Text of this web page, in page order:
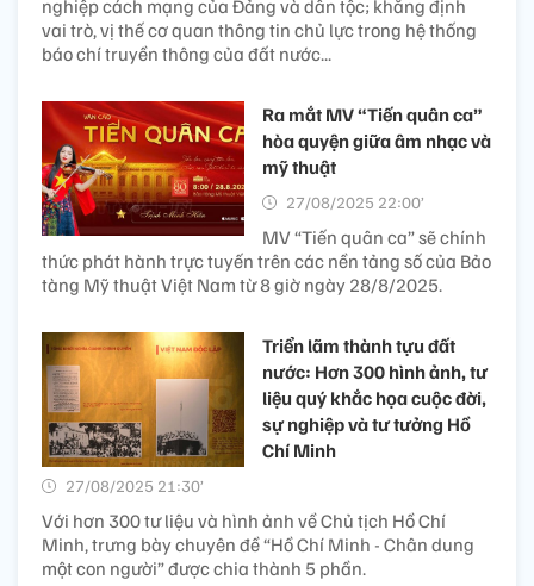
nghiệp cách mạng của Đảng và dân tộc; khẳng định
vai trò, vị thế cơ quan thông tin chủ lực trong hệ thống
báo chí truyền thông của đất nước...
Ra mắt MV “Tiến quân ca”
hòa quyện giữa âm nhạc và
mỹ thuật
27/08/2025 22:00’
MV “Tiến quân ca” sẽ chính
thức phát hành trực tuyến trên các nền tảng số của Bảo
tàng Mỹ thuật Việt Nam từ 8 giờ ngày 28/8/2025.
Triển lãm thành tựu đất
nước: Hơn 300 hình ảnh, tư
liệu quý khắc họa cuộc đời,
sự nghiệp và tư tưởng Hồ
Chí Minh
27/08/2025 21:30’
Với hơn 300 tư liệu và hình ảnh về Chủ tịch Hồ Chí
Minh, trưng bày chuyên đề “Hồ Chí Minh - Chân dung
một con người” được chia thành 5 phần.